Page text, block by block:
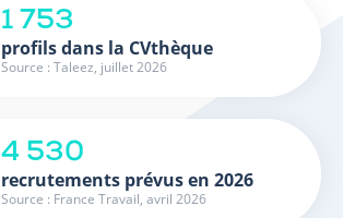
1 753
profils dans la CVthèque
Source : Taleez, juillet 2026
4 530
recrutements prévus en 2026
Source : France Travail, avril 2026